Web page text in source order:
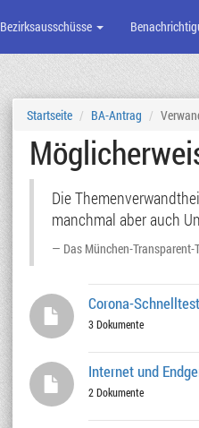
Bezirksausschüsse
Startseite BA-Antrag
Die
manchmal aber auch
Das München-Transparent-
Corona-
3 Dokumente
Internet und
2 Dokumente